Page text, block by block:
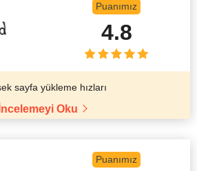
Puanımız
4.8
sayfa yükleme hızları
İncelemeyi Oku
Puanımız